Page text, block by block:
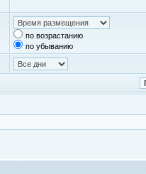
по возрастанию
по убыванию